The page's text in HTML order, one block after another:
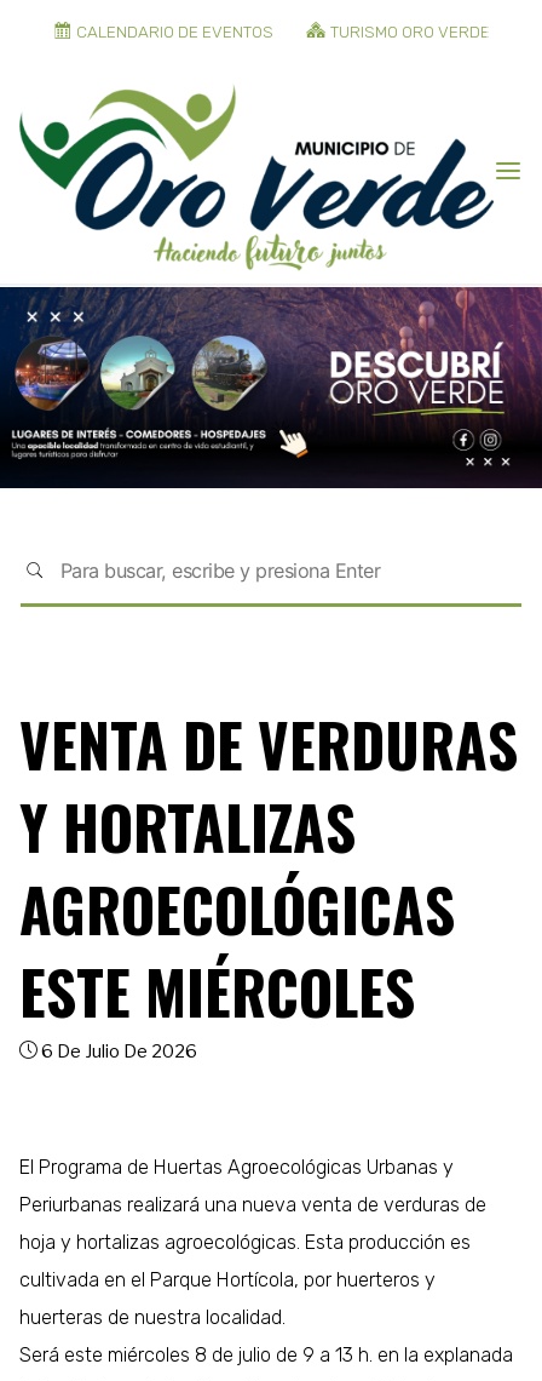
CALENDARIO DE EVENTOS TURISMO ORO VERDE
VENTA DE VERDURAS
Y HORTALIZAS
AGROECOLÓGICAS
ESTE MIÉRCOLES
6 De Julio De 2026
El Programa de Huertas Agroecológicas Urbanas y
Periurbanas realizará una nueva venta de verduras de
hoja y hortalizas agroecológicas. Esta producción es
cultivada en el Parque Hortícola, por huerteros y
huerteras de nuestra localidad.
Será este miércoles 8 de julio de 9 a 13 h. en la explanada